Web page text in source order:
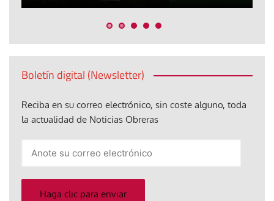
Boletín digital (Newsletter)
Reciba en su correo electrónico, sin coste alguno, toda
la actualidad de Noticias Obreras
electrónico
Haga clic para enviar